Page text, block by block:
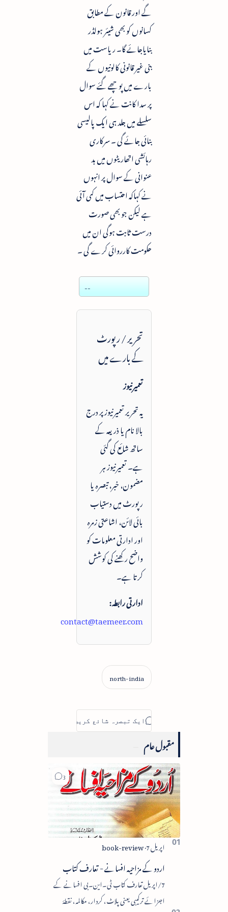
گے اور قانون کے مطابق
کسانوں کو بھی شیئر ہولڈر
بنایاجائے گا۔ ریاست میں
بنی غیر قانونی کالونیوں کے
بارے میں پوچھے گئے سوال
پر سدا کانت نے کہا کہ اس
سلسلے میں جلد ہی ایک پالیسی
بنائی جائے گی ۔ سرکاری
رہائشی اتھاریٹوں میں بد
عنوانی کے سوال پر انہوں
نے کہاکہ احتساب میں کمی آئی
ہے لیکن جو بھی صورت
درست ثابت ہوگی ان میں
حکومت کارروائی کرے گی ۔
--
تحریر / رپورٹ
کے بارے میں
تعمیرنیوز
یہ تحریر تعمیرنیوز پر درج
بالا نام یا ذریعہ کے
ساتھ شائع کی گئی
ہے۔ تعمیرنیوز ہر
مضمون، خبر، تبصرہ یا
رپورٹ میں دستیاب
بائی لائن، اشاعتی زمرہ
اور ادارتی معلومات کو
واضح رکھنے کی کوشش
کرتا ہے۔
ادارتی رابطہ:
contact@taemeer.com
مقبول عام
اردو کے مزاحیہ افسانے - تعارف کتاب
7/اپریل تعارف کتاب ٹی۔این۔بی افسانے کے
اجزائے ترکیبی یعنی پلاٹ، کردار، مکالمہ، نقطۂ